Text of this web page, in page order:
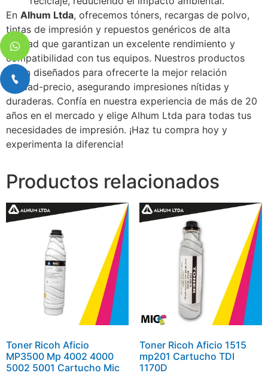
En Alhum Ltda, ofrecemos tóners, recargas de polvo,
tintas de impresión y repuestos genéricos de alta
calidad que garantizan un excelente rendimiento y
compatibilidad con tus equipos. Nuestros productos
están diseñados para ofrecerte la mejor relación
calidad-precio, asegurando impresiones nítidas y
duraderas. Confía en nuestra experiencia de más de 20
años en el mercado y elige Alhum Ltda para todas tus
necesidades de impresión. ¡Haz tu compra hoy y
experimenta la diferencia!
Productos relacionados
Toner Ricoh Aficio
MP3500 Mp 4002 4000
5002 5001 Cartucho Mic
Toner Ricoh Aficio 1515
mp201 Cartucho TDI
1170D